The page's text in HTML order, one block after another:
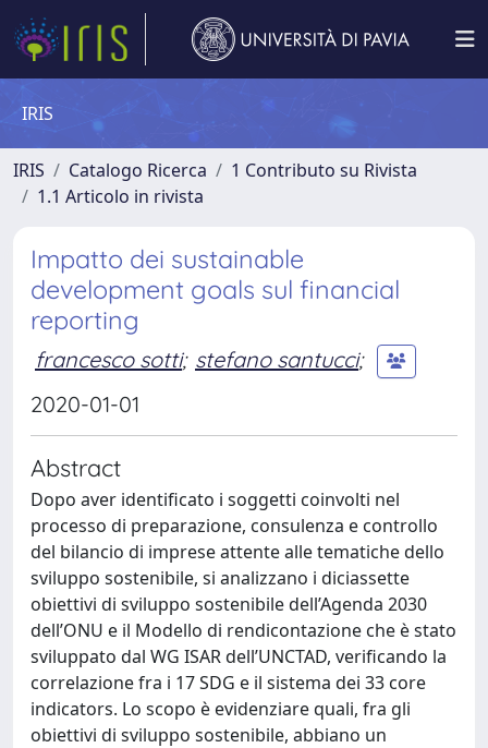
IRIS
IRIS Catalogo Ricerca
1 Contributo su Rivista
1.1 Articolo in rivista
Impatto dei sustainable
development goals sul financial
reporting
francesco sotti; stefano santucci;
2020-01-01
Abstract
Dopo aver identificato i soggetti coinvolti nel
processo di preparazione, consulenza e controllo
del bilancio di imprese attente alle tematiche dello
sviluppo sostenibile, si analizzano i diciassette
obiettivi di sviluppo sostenibile dell’Agenda 2030
dell’ONU e il Modello di rendicontazione che è stato
sviluppato dal WG ISAR dell’UNCTAD, verificando la
correlazione fra i 17 SDG e il sistema dei 33 core
indicators. Lo scopo è evidenziare quali, fra gli
obiettivi di sviluppo sostenibile, abbiano un